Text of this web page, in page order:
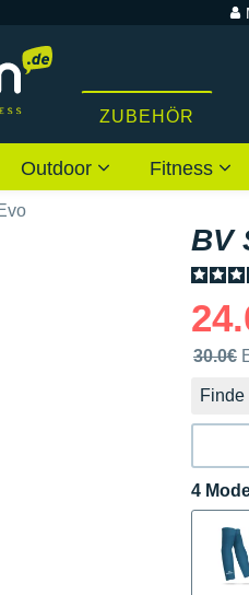
ZUBEHÖR
Outdoor Fitness
BV
30.0€
Finde
4